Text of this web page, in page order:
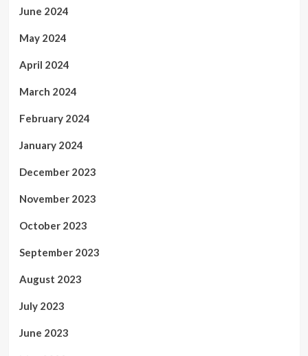
June 2024
May 2024
April 2024
March 2024
February 2024
January 2024
December 2023
November 2023
October 2023
September 2023
August 2023
July 2023
June 2023